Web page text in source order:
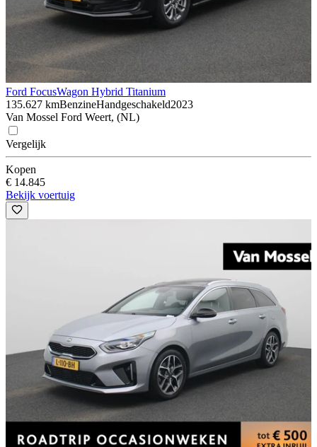
Ford FocusWagon Hybrid Titanium
135.627 kmBenzineHandgeschakeld2023
Van Mossel Ford Weert, (NL)
Vergelijk
Kopen
€ 14.845
Bekijk voertuig